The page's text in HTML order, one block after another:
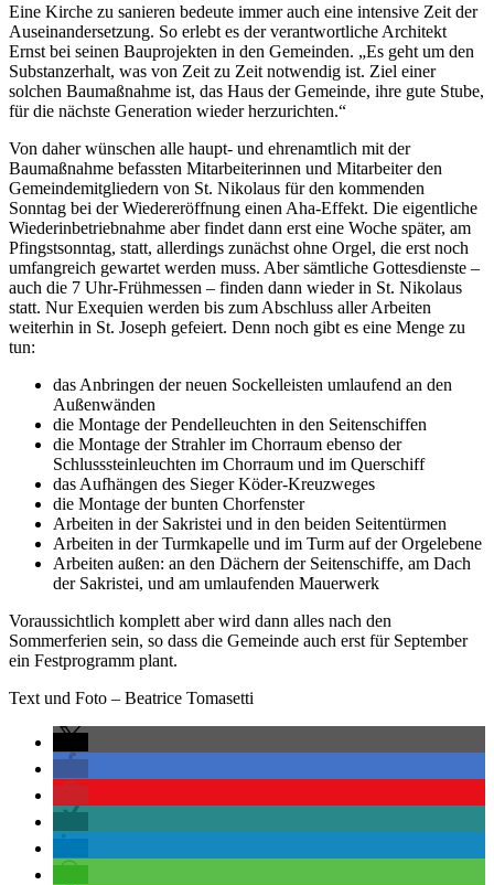
Eine Kirche zu sanieren bedeute immer auch eine intensive Zeit der
Auseinandersetzung. So erlebt es der verantwortliche Architekt
Ernst bei seinen Bauprojekten in den Gemeinden. „Es geht um den
Substanzerhalt, was von Zeit zu Zeit notwendig ist. Ziel einer
solchen Baumaßnahme ist, das Haus der Gemeinde, ihre gute Stube,
für die nächste Generation wieder herzurichten.“
Von daher wünschen alle haupt- und ehrenamtlich mit der
Baumaßnahme befassten Mitarbeiterinnen und Mitarbeiter den
Gemeindemitgliedern von St. Nikolaus für den kommenden
Sonntag bei der Wiedereröffnung einen Aha-Effekt. Die eigentliche
Wiederinbetriebnahme aber findet dann erst eine Woche später, am
Pfingstsonntag, statt, allerdings zunächst ohne Orgel, die erst noch
umfangreich gewartet werden muss. Aber sämtliche Gottesdienste –
auch die 7 Uhr-Frühmessen – finden dann wieder in St. Nikolaus
statt. Nur Exequien werden bis zum Abschluss aller Arbeiten
weiterhin in St. Joseph gefeiert. Denn noch gibt es eine Menge zu
tun:
das Anbringen der neuen Sockelleisten umlaufend an den
Außenwänden
die Montage der Pendelleuchten in den Seitenschiffen
die Montage der Strahler im Chorraum ebenso der
Schlusssteinleuchten im Chorraum und im Querschiff
das Aufhängen des Sieger Köder-Kreuzweges
die Montage der bunten Chorfenster
Arbeiten in der Sakristei und in den beiden Seitentürmen
Arbeiten in der Turmkapelle und im Turm auf der Orgelebene
Arbeiten außen: an den Dächern der Seitenschiffe, am Dach
der Sakristei, und am umlaufenden Mauerwerk
Voraussichtlich komplett aber wird dann alles nach den
Sommerferien sein, so dass die Gemeinde auch erst für September
ein Festprogramm plant.
Text und Foto – Beatrice Tomasetti